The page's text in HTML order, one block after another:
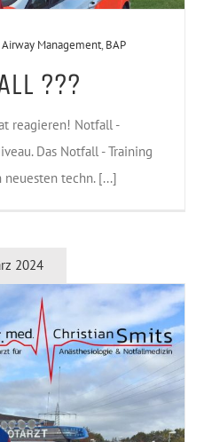
Airway Management, BAP
???
reagieren! Notfall -
Das Notfall - Training
techn. [...]
2024